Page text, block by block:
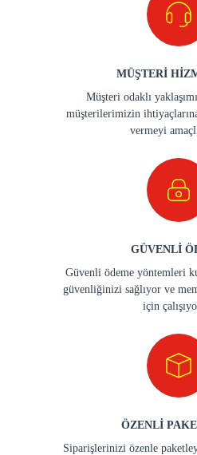
MÜŞTERİ
Müşteri odaklı
müşterilerimizin
vermeyi
GÜVENLİ
Güvenli ödeme yöntemleri
güvenliğinizi sağlıyor ve
için
ÖZENLİ
Siparişlerinizi özenle